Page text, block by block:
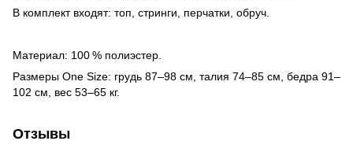
В комплект входят: топ, стринги, перчатки, обруч.
Материал: 100 % полиэстер.
Размеры One Size: грудь 87–98 см, талия 74–85 см, бедра 91–
102 см, вес 53–65 кг.
Отзывы